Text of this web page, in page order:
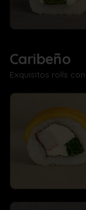
Caribeño
Exquisitos rolls